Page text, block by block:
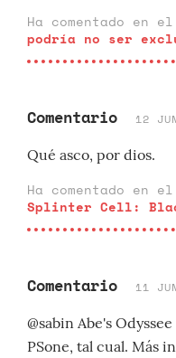
Ha comentado en
podría no ser
Comentario 12
Qué asco, por dios.
Ha comentado en
Splinter Cell:
Comentario 11
@sabin Abe's
PSone, tal cual. Más